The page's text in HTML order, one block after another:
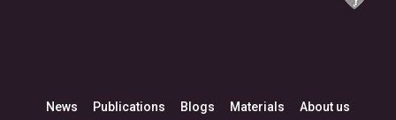
News Publications Blogs Materials About us